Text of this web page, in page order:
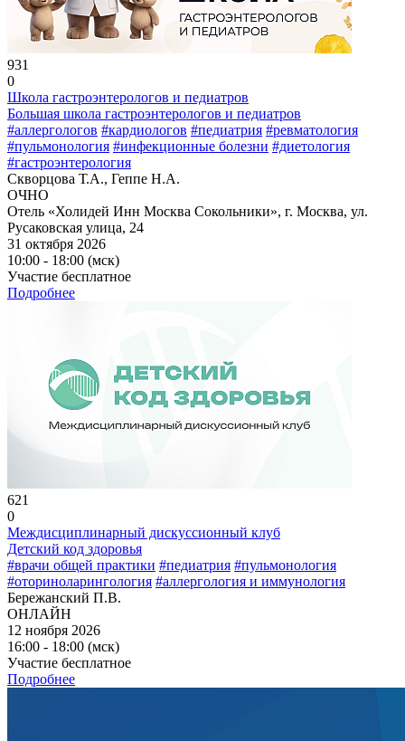
931
0
Школа гастроэнтерологов и педиатров
Большая школа гастроэнтерологов и педиатров
#аллергологов #кардиологов #педиатрия #ревматология
#пульмонология #инфекционные болезни #диетология
#гастроэнтерология
Скворцова Т.А., Геппе Н.А.
ОЧНО
Отель «Холидей Инн Москва Сокольники», г. Москва, ул.
Русаковская улица, 24
31 октября 2026
10:00 - 18:00 (мск)
Участие бесплатное
Подробнее
621
0
Междисциплинарный дискуссионный клуб
Детский код здоровья
#врачи общей практики #педиатрия #пульмонология
#оториноларингология #аллергология и иммунология
Бережанский П.В.
ОНЛАЙН
12 ноября 2026
16:00 - 18:00 (мск)
Участие бесплатное
Подробнее